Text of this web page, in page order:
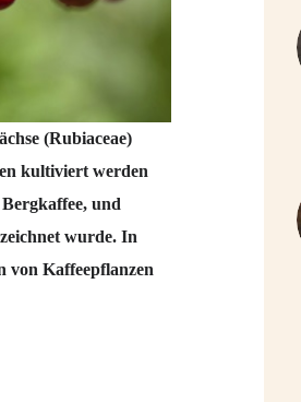
(Rubiaceae)
kultiviert werden
und
wurde. In
von Kaffeepflanzen